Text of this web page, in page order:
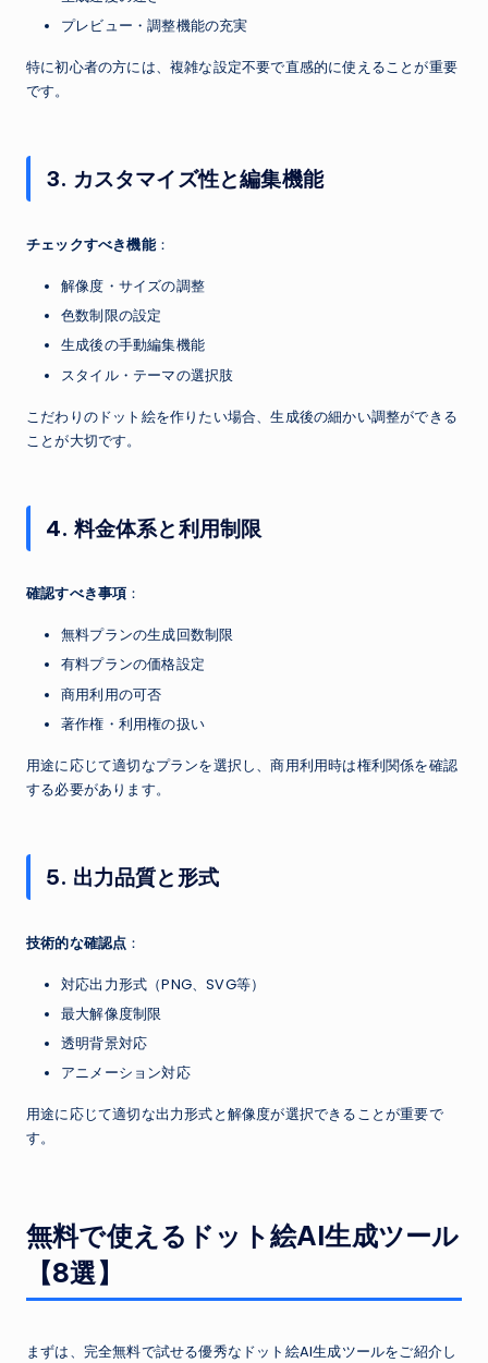
プレビュー・調整機能の充実
特に初心者の方には、複雑な設定不要で直感的に使えることが重要
です。
3. カスタマイズ性と編集機能
チェックすべき機能：
解像度・サイズの調整
色数制限の設定
生成後の手動編集機能
スタイル・テーマの選択肢
こだわりのドット絵を作りたい場合、生成後の細かい調整ができる
ことが大切です。
4. 料金体系と利用制限
確認すべき事項 ：
無料プランの生成回数制限
有料プランの価格設定
商用利用の可否
著作権・利用権の扱い
用途に応じて適切なプランを選択し、商用利用時は権利関係を確認
する必要があります。
5. 出力品質と形式
技術的な確認点 ：
対応出力形式（PNG、SVG等）
最大解像度制限
透明背景対応
アニメーション対応
用途に応じて適切な出力形式と解像度が選択できることが重要で
す。
無料で使えるドット絵AI生成ツール
【8選】
まずは、完全無料で試せる優秀なドット絵AI生成ツールをご紹介し